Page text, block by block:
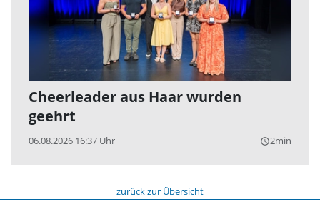
Cheerleader aus Haar wurden
geehrt
06.08.2026 16:37 Uhr query_builder2min
zurück zur Übersicht